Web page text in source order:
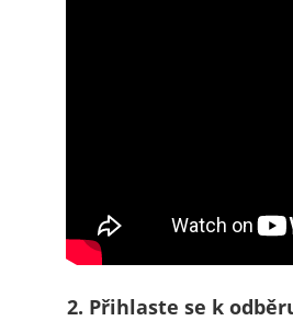
2. Přihlaste se k